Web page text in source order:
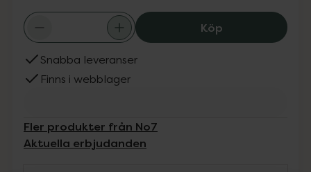
KöpNo7 Protect
Snabba leveranser
Finns i webblager
Fler produkter från No7
Aktuella erbjudanden